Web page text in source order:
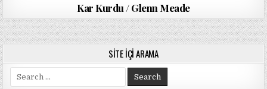
Kar Kurdu / Glenn Meade
SITE İÇI ARAMA
for: